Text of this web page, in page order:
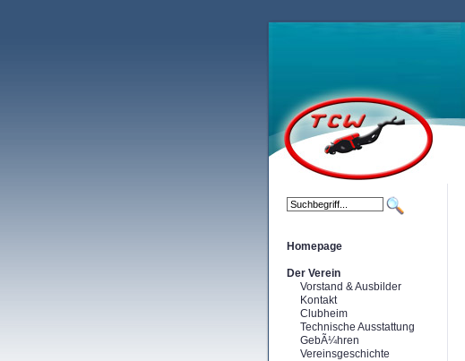
Homepage
Der Verein
Vorstand & Ausbilder
Kontakt
Clubheim
Technische Ausstattung
GebÃ¼hren
Vereinsgeschichte